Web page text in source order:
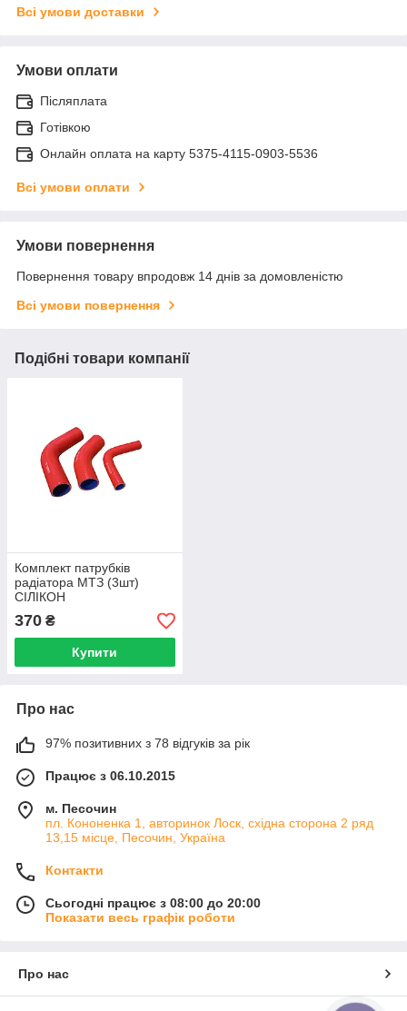
Всі умови доставки
Умови оплати
Післяплата
Готівкою
Онлайн оплата на карту 5375-4115-0903-5536
Всі умови оплати
Умови повернення
Повернення товару впродовж 14 днів за домовленістю
Всі умови повернення
Подібні товари компанії
Комплект патрубків
радіатора МТЗ (3шт)
СІЛІКОН
370 ₴
Купити
Про нас
97% позитивних з 78 відгуків за рік
Працює з 06.10.2015
м. Песочин
пл. Кононенка 1, авторинок Лоск, східна сторона 2 ряд
13,15 місце, Песочин, Україна
Контакти
Сьогодні працює з 08:00 до 20:00
Показати весь графік роботи
Про нас